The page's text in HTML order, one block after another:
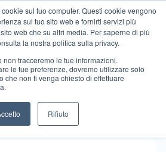
sul tuo computer. Questi cookie vengono
sul tuo sito web e fornirti servizi più
web che su altri media. Per saperne di più
la nostra politica sulla privacy.
non tracceremo le tue informazioni.
le tue preferenze, dovremo utilizzare solo
che non ti venga chiesto di effettuare
Rifiuto